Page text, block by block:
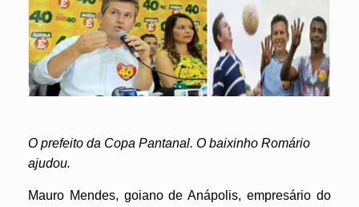
O prefeito da Copa Pantanal. O baixinho Romário
ajudou.
Mauro Mendes, goiano de Anápolis, empresário do